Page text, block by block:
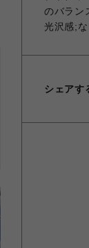
のバラン
光沢感;
シェアす